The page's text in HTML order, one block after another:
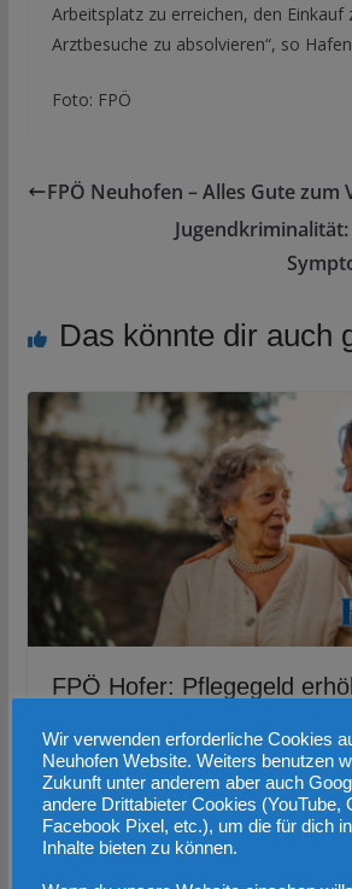
Arbeitsplatz zu erreichen, den Einkauf
Arztbesuche zu absolvieren“, so
Foto: FPÖ
FPÖ Neuhofen – Alles Gute zum
Das könnte dir auch
FPÖ Hofer: Pflegegeld
Pflegeverwahrlosung
3. August 2022
Wir verwenden erforderliche Cookies
Neuhofen Website. Weiters benutzen
Zukunft unter anderem aber auch
andere Drittabieter Cookies (YouTube,
Facebook Pixel, etc.), um die für dich
Inhalte bieten zu können.